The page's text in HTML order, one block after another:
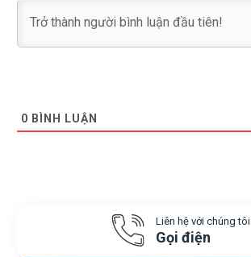
0 BÌNH LUẬN
Liên hệ với chúng tôi
Gọi điện